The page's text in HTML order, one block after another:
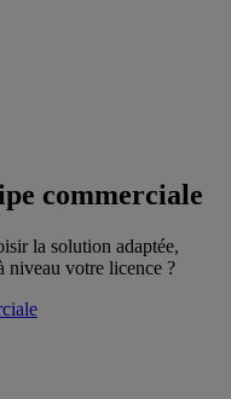
commerciale
la solution adaptée,
niveau votre licence ?